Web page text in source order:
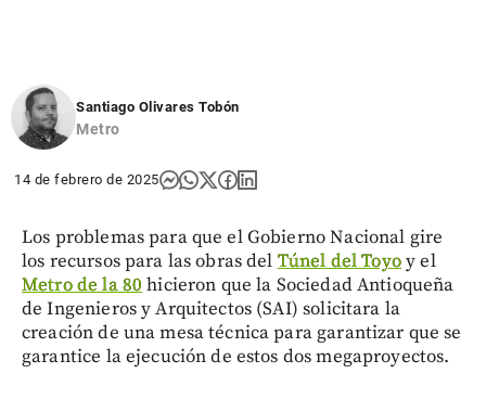
Santiago Olivares Tobón
Metro
14 de febrero de 2025
Los problemas para que el Gobierno Nacional gire
los recursos para las obras del Túnel del Toyoy el
Metro de la 80 hicieron que la Sociedad Antioqueña
de Ingenieros y Arquitectos (SAI) solicitara la
creación de una mesa técnica para garantizar que se
garantice la ejecución de estos dos megaproyectos.